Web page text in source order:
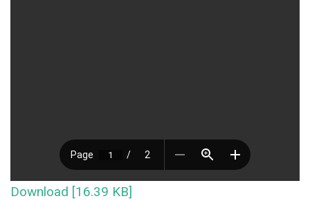
Download [16.39 KB]